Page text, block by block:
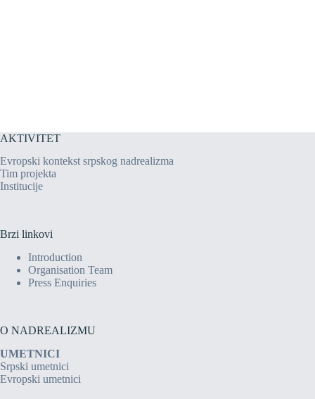
AKTIVITET
Evropski kontekst srpskog nadrealizma
Tim projekta
Institucije
Brzi linkovi
Introduction
Organisation Team
Press Enquiries
O NADREALIZMU
UMETNICI
Srpski umetnici
Evropski umetnici